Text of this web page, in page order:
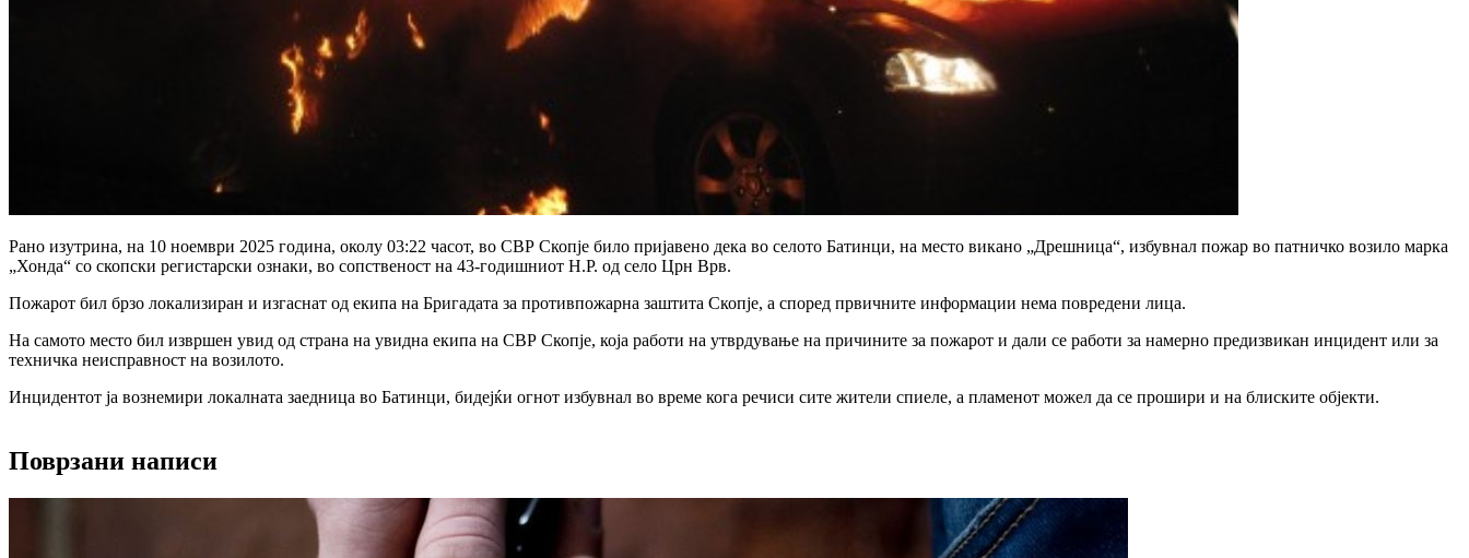
Рано изутрина, на 10 ноември 2025 година, околу 03:22 часот, во СВР Скопје било пријавено дека во селото Батинци, на место викано „Дрешница“, избувнал пожар во патничко возило марка
„Хонда“ со скопски регистарски ознаки, во сопственост на 43-годишниот Н.Р. од село Црн Врв.
Пожарот бил брзо локализиран и изгаснат од екипа на Бригадата за противпожарна заштита Скопје, а според првичните информации нема повредени лица.
На самото место бил извршен увид од страна на увидна екипа на СВР Скопје, која работи на утврдување на причините за пожарот и дали се работи за намерно предизвикан инцидент или за
техничка неисправност на возилото.
Инцидентот ја вознемири локалната заедница во Батинци, бидејќи огнот избувнал во време кога речиси сите жители спиеле, а пламенот можел да се прошири и на блиските објекти.
Поврзани написи